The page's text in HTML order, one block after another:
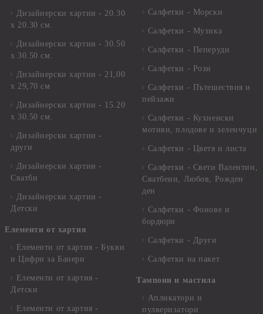
Дизайнерски хартии - 20.30
х 20.30 см.
Дизайнерски хартии - 30.50
х 30.50 см.
Дизайнерски хартии - 21,00
х 29,70 см
Дизайнерски хартии - 15.20
x 30.50 см.
Дизайнерски хартии -
други
Дизайнерски хартии -
Сватби
Дизайнерски хартии -
Детски
Елементи от хартия
Елементи от хартия - Букви
и Цифри за Банери
Елементи от хартия -
Детски
Елементи от хартия -
Салфетки - Морски
Салфетки - Музика
Салфетки - Пеперуди
Салфетки - Рози
Салфетки - Пътешествия и
пейзажи
Салфетки - Кухненски
мотиви, плодове и зеленчуци
Салфетки - Цветя и листа
Салфетки - Свети Валентин,
Сватбени, Любов, Рожден
ден
Салфетки - Фонове и
бордюри
Салфетки - Други
Салфетки на пакет
Тампони и мастила
Апликатори и
пулверизатори